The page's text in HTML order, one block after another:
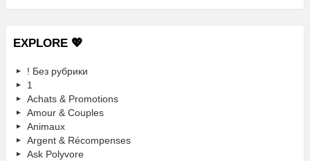
EXPLORE 💖
! Без рубрики
1
Achats & Promotions
Amour & Couples
Animaux
Argent & Récompenses
Ask Polyvore